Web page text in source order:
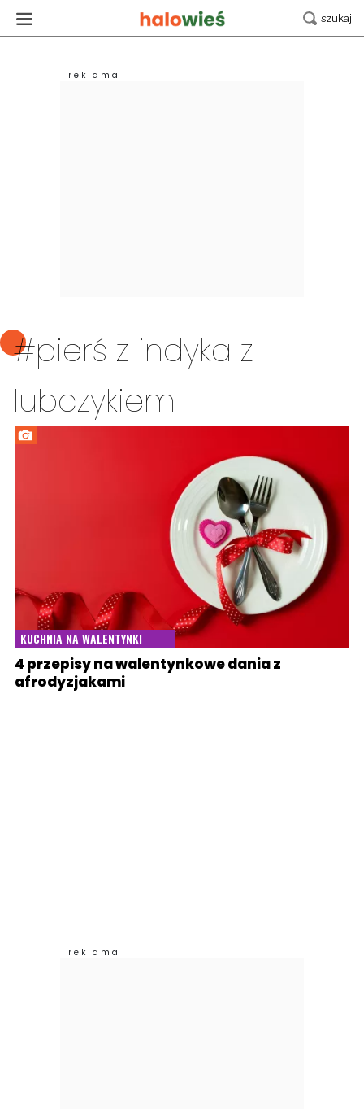
#pierś z indyka z
lubczykiem
KUCHNIA NA WALENTYNKI
4 przepisy na walentynkowe dania z
afrodyzjakami